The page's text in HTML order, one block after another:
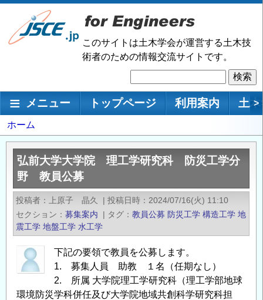
メ
ン
移
このサイトは土木学会が運営する土木技
術者のための情報交流サイトです。
索
メインナビゲーション
メニュー トップページ 利用案内 土 >
パ
ン
く
ず
ホーム
弘前大学大学院 理工学研究科 防災工学分
野 教員公募
投稿者 上原子 晶久 | 投稿日時
2024/07/16(火) 11:10
セクション
募集案内 | タグ 教員公募 防災工学 構造工学 地
震工学 地盤工学 水工学
下記の要領で教員を公募します。
1. 募集人員 助教 １名（任期なし）
2. 所属 大学院理工学研究科（理工学部地球
環境防災学科併任及び大学院地域共創科学研究科担